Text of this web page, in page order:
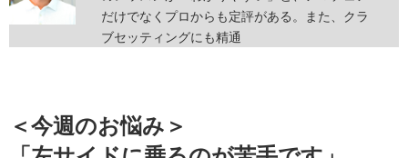
だけでなくプロからも定評がある。また、クラ
ブセッティングにも精通
＜今週のお悩み＞